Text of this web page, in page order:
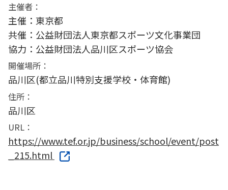
主催者：
主催：東京都
共催：公益財団法人東京都スポーツ文化事業団
協力：公益財団法人品川区スポーツ協会
開催場所：
品川区(都立品川特別支援学校・体育館)
住所：
品川区
URL：
https://www.tef.or.jp/business/school/event/post
_215.html